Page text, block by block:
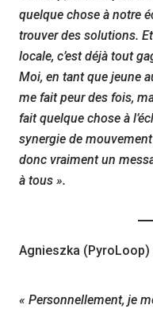
quelque chose à notre
trouver des solutions. Et
locale, c’est déjà tout
Moi, en tant que jeune
me fait peur des fois,
fait quelque chose à
synergie de
donc vraiment un
à tous ».
Agnieszka (PyroLoop)
« Personnellement, je